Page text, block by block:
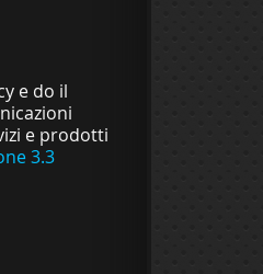
e do il
e prodotti
3.3